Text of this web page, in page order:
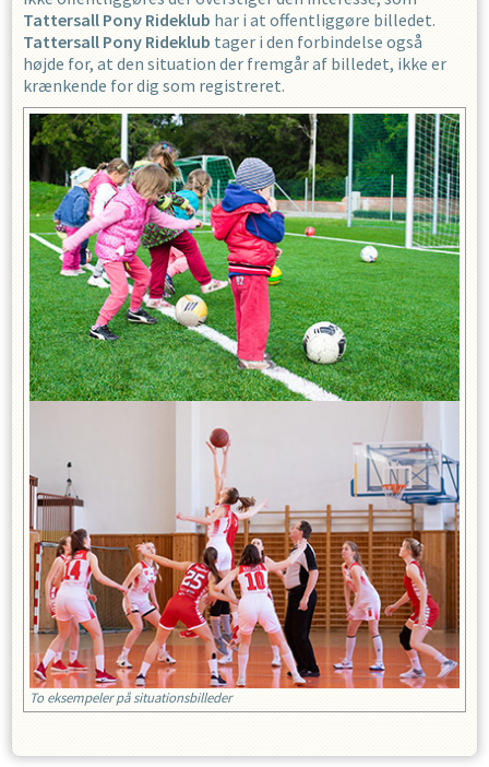
Tattersall Pony Rideklub har i at offentliggøre billedet.
Tattersall Pony Rideklub tager i den forbindelse også
højde for, at den situation der fremgår af billedet, ikke er
krænkende for dig som registreret.
To eksempeler på situationsbilleder